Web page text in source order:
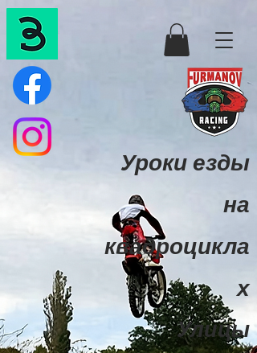
Уроки езды
на
квадроцикла
х
Улицы